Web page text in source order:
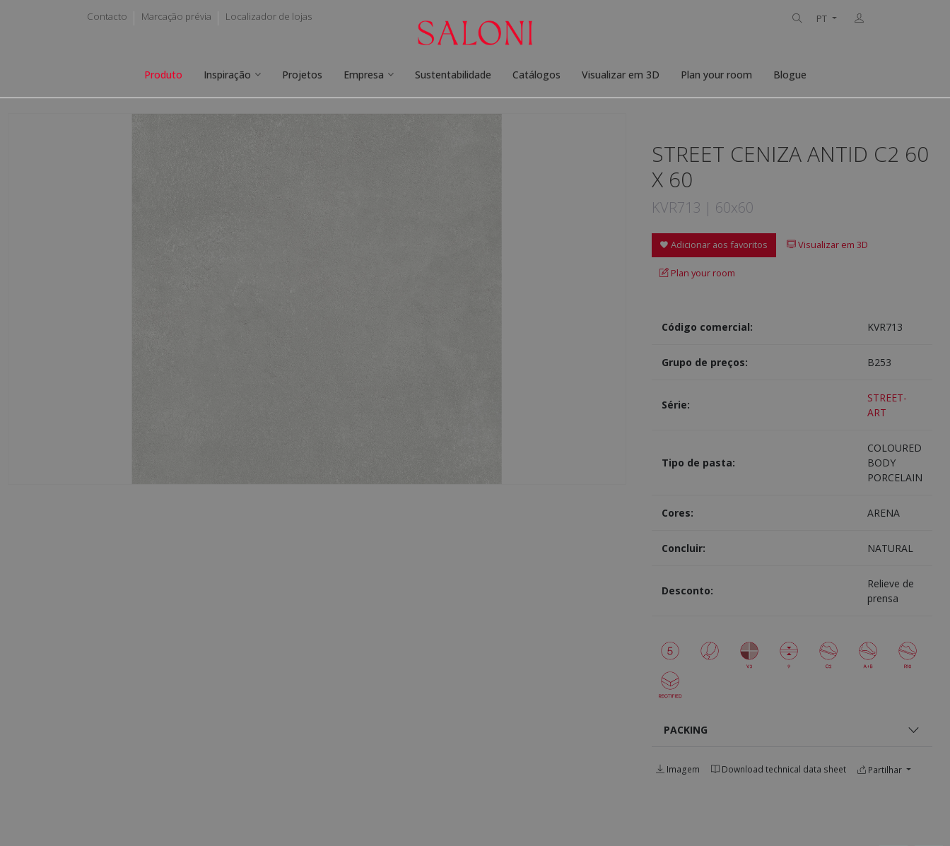
Contacto Marcação prévia Localizador de lojas PT
Produto Inspiração Projetos Empresa Sustentabilidade Catálogos Visualizar em 3D Plan your room Blogue
STREET CENIZA ANTID C2 60
X 60
KVR713 | 60x60
Adicionar aos favoritos Visualizar em 3D
Plan your room
Código comercial: KVR713
Grupo de preços: B253
Série:
STREET-
ART
Tipo de pasta:
COLOURED
BODY
PORCELAIN
Cores: ARENA
Concluir: NATURAL
Desconto:
Relieve de
prensa
PACKING
Imagem Download technical data sheet Partilhar